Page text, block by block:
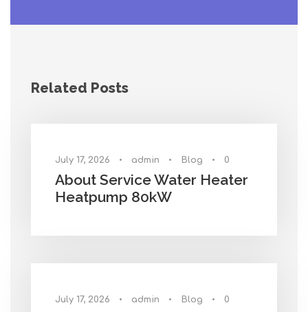
Related Posts
July 17, 2026 • admin • Blog • 0
About Service Water Heater
Heatpump 80kW
July 17, 2026 • admin • Blog • 0